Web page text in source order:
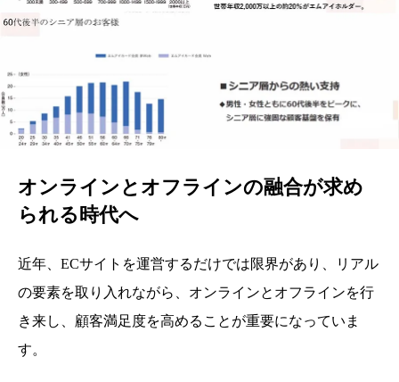
オンラインとオフラインの融合が求め
られる時代へ
近年、ECサイトを運営するだけでは限界があり、リアル
の要素を取り入れながら、オンラインとオフラインを行
き来し、顧客満足度を高めることが重要になっていま
す。